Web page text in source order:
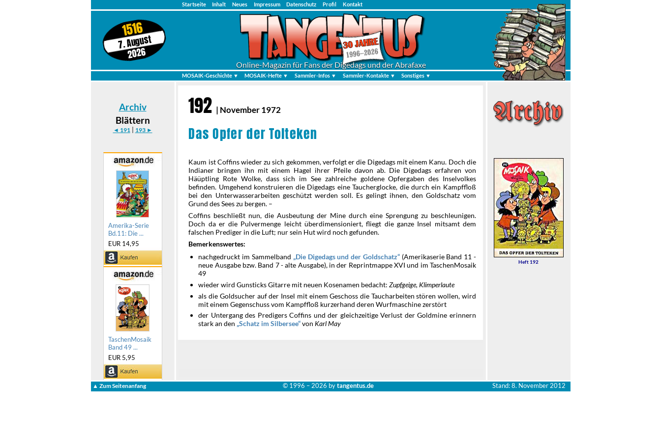
Startseite Inhalt Neues Impressum Datenschutz Profil Kontakt
1516
7. August
2026
Online-Magazin für Fans der Digedags und der Abrafaxe
MOSAIK-Geschichte ▼ MOSAIK-Hefte ▼ Sammler-Infos ▼ Sammler-Kontakte ▼ Sonstiges ▼
Archiv
Blättern
◄ 191 | 193 ►
Amerika-Serie
Bd.11: Die ...
EUR 14,95
TaschenMosaik
Band 49 ...
EUR 5,95
Heft 192
192 | November 1972
Das Opfer der Tolteken
Kaum ist Coffins wieder zu sich gekommen, verfolgt er die Digedags mit einem Kanu. Doch die
Indianer bringen ihn mit einem Hagel ihrer Pfeile davon ab. Die Digedags erfahren von
Häüptling Rote Wolke, dass sich im See zahlreiche goldene Opfergaben des Inselvolkes
befinden. Umgehend konstruieren die Digedags eine Taucherglocke, die durch ein Kampffloß
bei den Unterwasserarbeiten geschützt werden soll. Es gelingt ihnen, den Goldschatz vom
Grund des Sees zu bergen. –
Coffins beschließt nun, die Ausbeutung der Mine durch eine Sprengung zu beschleunigen.
Doch da er die Pulvermenge leicht überdimensioniert, fliegt die ganze Insel mitsamt dem
falschen Prediger in die Luft; nur sein Hut wird noch gefunden.
Bemerkenswertes:
nachgedruckt im Sammelband Die Digedags und der Goldschatz (Amerikaserie Band 11 -
neue Ausgabe bzw. Band 7 - alte Ausgabe), in der Reprintmappe XVI und im TaschenMosaik
49
wieder wird Gunsticks Gitarre mit neuen Kosenamen bedacht:Zupfgeige, Klimperlaute
als die Goldsucher auf der Insel mit einem Geschoss die Taucharbeiten stören wollen, wird
mit einem Gegenschuss vom Kampffloß kurzerhand deren Wurfmaschine zerstört
der Untergang des Predigers Coffins und der gleichzeitige Verlust der Goldmine erinnern
stark an den Schatz im Silbersee von Karl May
▲ Zum Seitenanfang © 1996 – 2026 bytangentus.de Stand: 8. November 2012